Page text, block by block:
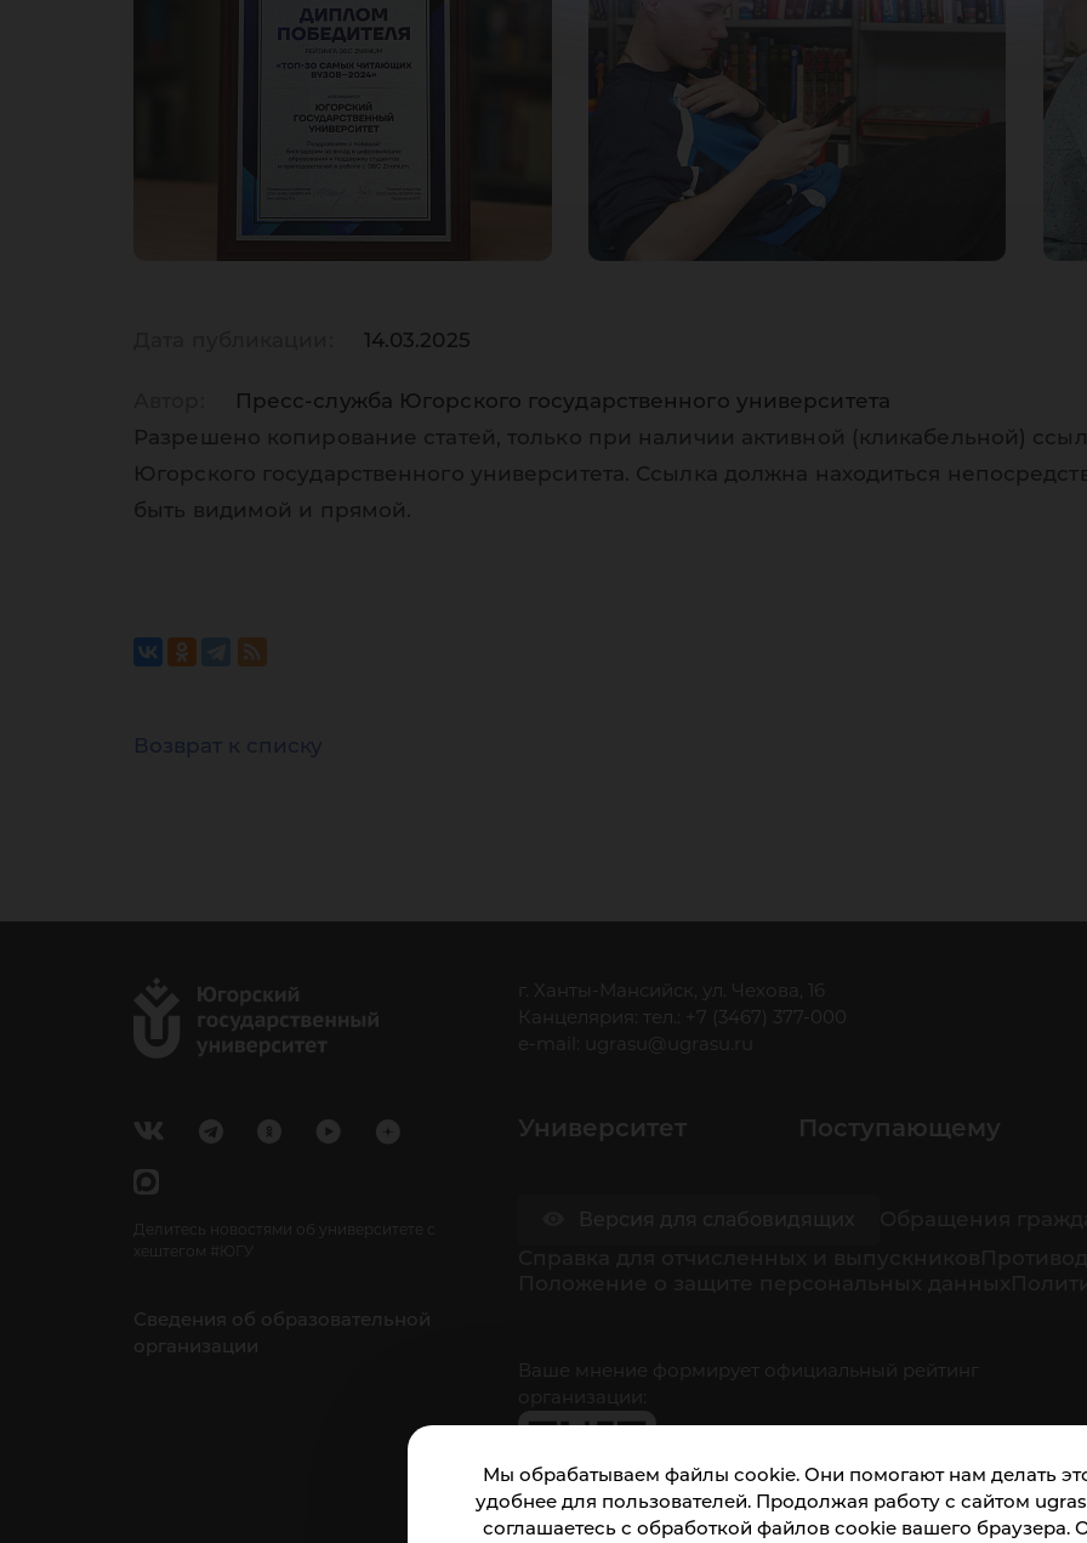
Мы обрабатываем файлы cookie. Они помогают нам делать
удобнее для пользователей. Продолжая работу с сайтом
соглашаетесь с обработкой файлов cookie вашего браузера.
14.03.2025
Пресс-служба Югорского государственного университета
Разрешено копирование статей, только при наличии активной (кликабельной)
Югорского государственного университета. Ссылка должна находиться
быть видимой и прямой.
Возврат к списку
Делитесь новостями об университете с
хештегом #ЮГУ
Сведения об образовательной
организации
г. Ханты-Мансийск, ул. Чехова, 16
Канцелярия: тел.: +7 (3467) 377-000
e-mail:
ugrasu@ugrasu.ru
Университет Поступающему
Ваше мнение формирует официальный рейтинг
организации: